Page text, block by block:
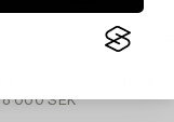
8 000 SEK